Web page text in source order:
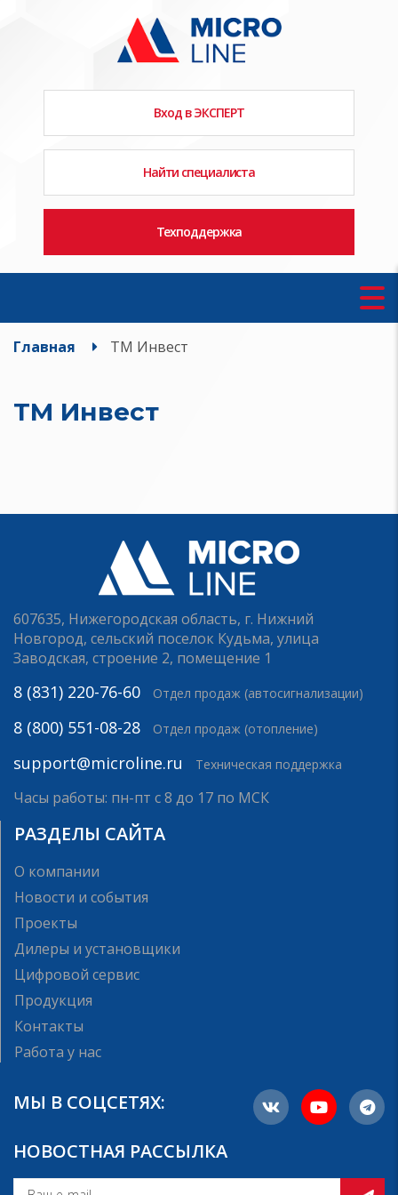
Вход в ЭКСПЕРТ
Найти специалиста
Техподдержка
Главная ТМ Инвест
ТМ Инвест
607635, Нижегородская область, г. Нижний
Новгород, сельский поселок Кудьма, улица
Заводская, строение 2, помещение 1
8 (831) 220-76-60 Отдел продаж (автосигнализации)
8 (800) 551-08-28 Отдел продаж (отопление)
support@microline.ru Техническая поддержка
Часы работы: пн-пт с 8 до 17 по МСК
РАЗДЕЛЫ САЙТА
О компании
Новости и события
Проекты
Дилеры и установщики
Цифровой сервис
Продукция
Контакты
Работа у нас
МЫ В СОЦСЕТЯХ:
НОВОСТНАЯ РАССЫЛКА